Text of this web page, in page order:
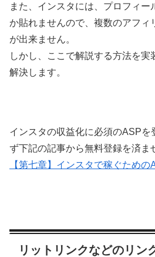
また、インスタには、プロフィー
か貼れませんので、複数のアフィ
が出来ません。
しかし、ここで解説する方法を実
解決します。
インスタの収益化に必須のASPを
ず下記の記事から無料登録を済ま
【第七章】インスタで稼ぐための
リットリンクなどのリン